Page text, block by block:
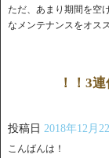
ただ、あまり期間を空
なメンテナンスをオス
！！3
投稿日 2018年12月
こんばんは！